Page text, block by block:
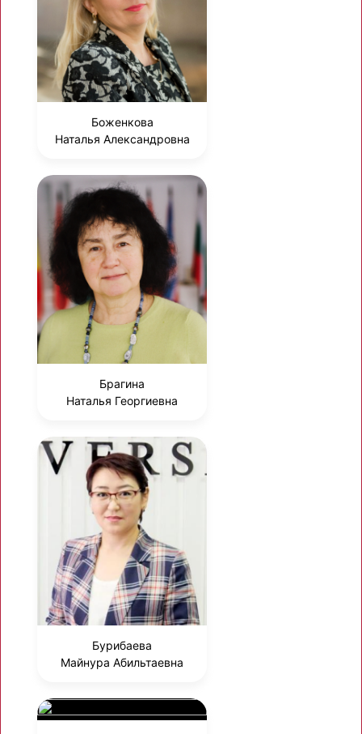
Боженкова
Наталья Александровна
Брагина
Наталья Георгиевна
Бурибаева
Майнура Абильтаевна